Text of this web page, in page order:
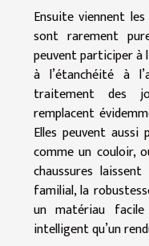
Ensuite viennent
sont rarement
peuvent participer à
à l’étanchéité à
traitement des
remplacent
Elles peuvent aussi
comme un couloir,
chaussures
familial, la
un matériau
intelligent qu’un